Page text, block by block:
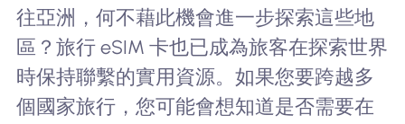
往亞洲，何不藉此機會進一步探索這些地
區？旅行 eSIM 卡也已成為旅客在探索世界
時保持聯繫的實用資源。如果您要跨越多
個國家旅行，您可能會想知道是否需要在